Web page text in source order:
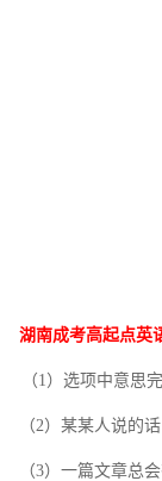
湖南成考高起点英
（1）选项中意思完
（2）某某人说的话
（3）一篇文章总会